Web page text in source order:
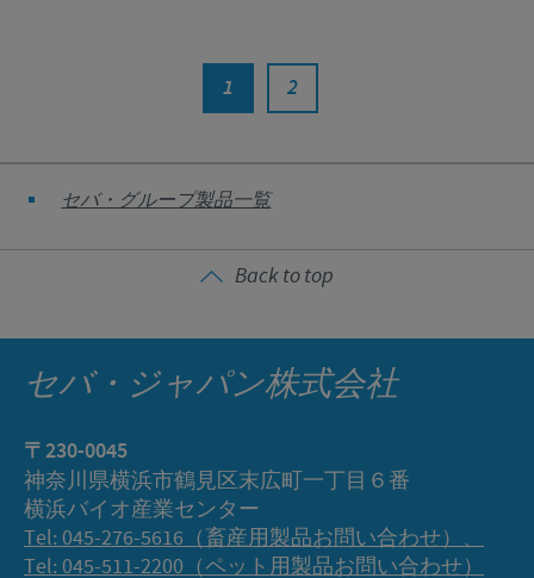
1 2
セバ・グループ製品一覧
Back to top
セバ・ジャパン株式会社
〒230-0045
神奈川県横浜市鶴見区末広町一丁目６番
横浜バイオ産業センター
Tel: 045-276-5616（畜産用製品お問い合わせ）、
Tel: 045-511-2200（ペット用製品お問い合わせ）